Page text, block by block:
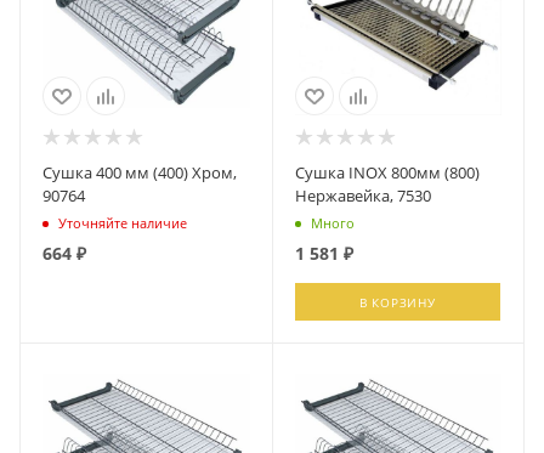
Сушка 400 мм (400) Хром,
90764
Уточняйте наличие
664 ₽
Сушка INOX 800мм (800)
Нержавейка, 7530
Много
1 581 ₽
В КОРЗИНУ